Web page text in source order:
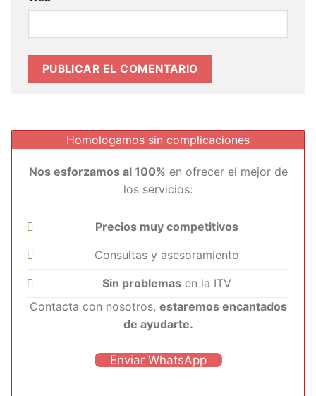
Homologamos sin complicaciones
Nos esforzamos al 100% en ofrecer el mejor de
los servicios:
Precios muy competitivos
Consultas y asesoramiento
Sin problemas en la ITV
Contacta con nosotros, estaremos encantados
de ayudarte.
Enviar WhatsApp